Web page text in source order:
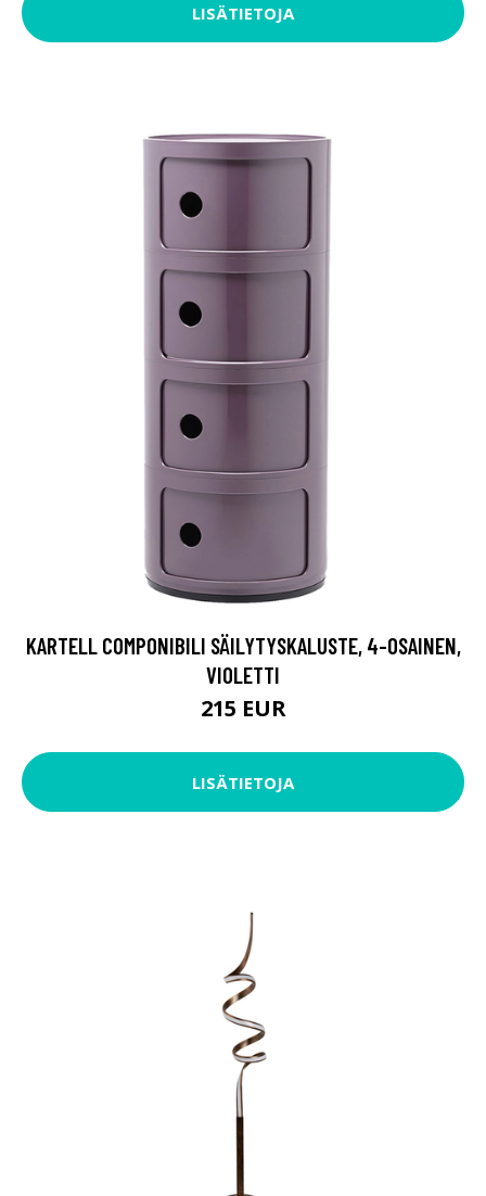
LISÄTIETOJA
KARTELL COMPONIBILI SÄILYTYSKALUSTE, 4-OSAINEN,
VIOLETTI
215 EUR
LISÄTIETOJA